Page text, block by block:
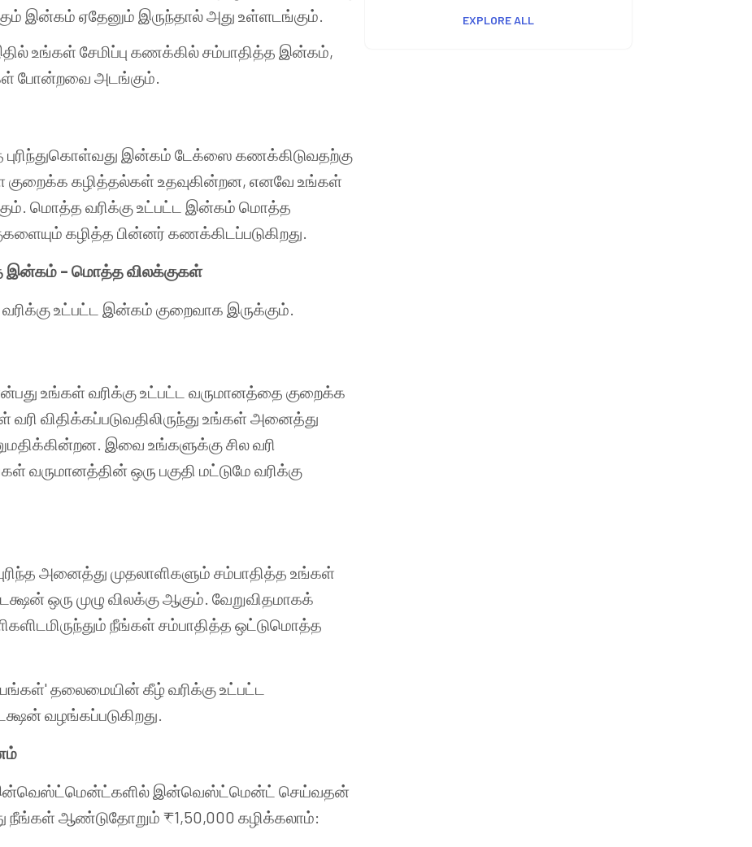
இன்கம் ஏதேனும் இருந்தால் அது உள்ளடங்கும்.
உங்கள் சேமிப்பு கணக்கில் சம்பாதித்த இன்கம்,
போன்றவை அடங்கும்.
இன்கம் டேக்ஸை கணக்கிடுவதற்கு
குறைக்க கழித்தல்கள் உதவுகின்றன, எனவே உங்கள்
மொத்த வரிக்கு உட்பட்ட இன்கம் மொத்த
கழித்த பின்னர் கணக்கிடப்படுகிறது.
இன்கம் – மொத்த விலக்குகள்
உட்பட்ட இன்கம் குறைவாக இருக்கும்.
உங்கள் வரிக்கு உட்பட்ட வருமானத்தை குறைக்க
விதிக்கப்படுவதிலிருந்து உங்கள் அனைத்து
இவை உங்களுக்கு சில வரி
ஒரு பகுதி மட்டுமே வரிக்கு
அனைத்து முதலாளிகளும் சம்பாதித்த உங்கள்
ஒரு முழு விலக்கு ஆகும். வேறுவிதமாகக்
நீங்கள் சம்பாதித்த ஒட்டுமொத்த
தலைமையின் கீழ் வரிக்கு உட்பட்ட
வழங்கப்படுகிறது.
இன்வெஸ்ட்மென்ட்களில் இன்வெஸ்ட்மென்ட் செய்வதன்
நீங்கள் ஆண்டுதோறும் ₹1,50,000 கழிக்கலாம்:
EXPLORE ALL